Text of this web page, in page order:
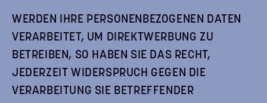
WERDEN IHRE PERSONENBEZOGENEN DATEN
VERARBEITET, UM DIREKTWERBUNG ZU
BETREIBEN, SO HABEN SIE DAS RECHT,
JEDERZEIT WIDERSPRUCH GEGEN DIE
VERARBEITUNG SIE BETREFFENDER